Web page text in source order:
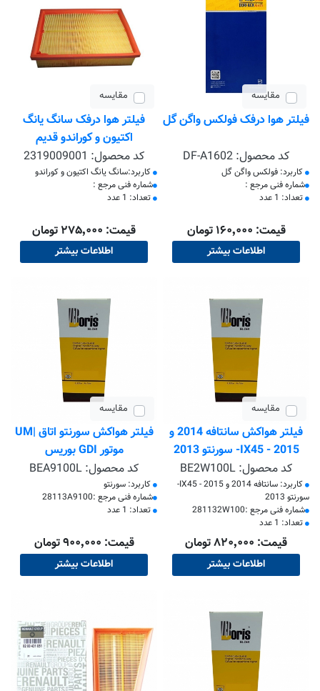
مقایسه
فیلتر هوا درفک فولکس واگن گل
کد محصول: DF-A1602
کاربرد: فولکس واگن گل
​شماره فنی مرجع :
تعداد: 1 عدد
قیمت: ۱۶۰٬۰۰۰ تومان
اطلاعات بیشتر
مقایسه
فیلتر هوا درفک سانگ یانگ
اکتیون و کوراندو قدیم
کد محصول: 2319009001
کاربرد:سانگ یانگ اکتیون و کوراندو
​شماره فنی مرجع :
تعداد: 1 عدد
قیمت: ۲۷۵٬۰۰۰ تومان
اطلاعات بیشتر
مقایسه
فیلتر هواکش سانتافه 2014 و
2015 - IX45- سورنتو 2013
بوریسکد محصول: BE2W100L
کاربرد: سانتافه 2014 و 2015 - IX45-
سورنتو 2013
​شماره فنی مرجع :281132W100
تعداد: 1 عدد
قیمت: ۸۲۰٬۰۰۰ تومان
اطلاعات بیشتر
مقایسه
فیلتر هواکش سورنتو اتاق |UM
موتور GDI بوریس
کد محصول: BEA9100L
کاربرد: سورنتو
​شماره فنی مرجع :28113A9100
تعداد: 1 عدد
قیمت: ۹۰۰٬۰۰۰ تومان
اطلاعات بیشتر